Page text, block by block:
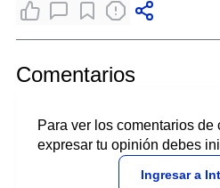
Comentarios
Para ver los comentarios de
expresar tu opinión debes
Ingresar a